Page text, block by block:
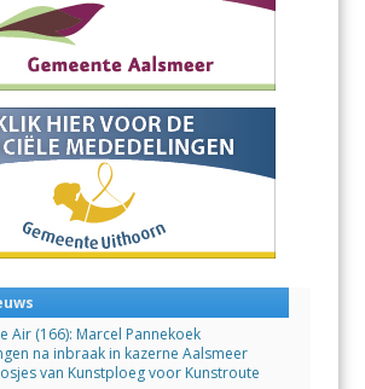
Air (166): Marcel Pannekoek
na inbraak in kazerne Aalsmeer
van Kunstploeg voor Kunstroute